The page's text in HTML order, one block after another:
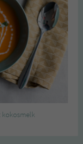
kokosmelk